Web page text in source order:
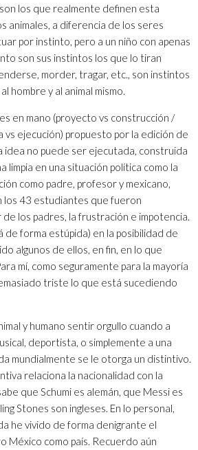
los que realmente definen esta
animales, a diferencia de los seres
por instinto, pero a un niño con apenas
son sus instintos los que lo tiran
morder, tragar, etc., son instintos
hombre y al animal mismo.
en mano (proyecto vs construcción /
vs ejecución) propuesto por la edición de
idea no puede ser ejecutada, construida
limpia en una situación política como la
como padre, profesor y mexicano,
los 43 estudiantes que fueron
los padres, la frustración e impotencia.
de forma estúpida) en la posibilidad de
algunos de ellos, en fin, en lo que
mí, como seguramente para la mayoría
triste lo que está sucediendo
y humano sentir orgullo cuando a
deportista, o simplemente a una
mundialmente se le otorga un distintivo.
relaciona la nacionalidad con la
que Schumi es alemán, que Messi es
Stones son ingleses. En lo personal,
he vivido de forma denigrante el
México como país. Recuerdo aún